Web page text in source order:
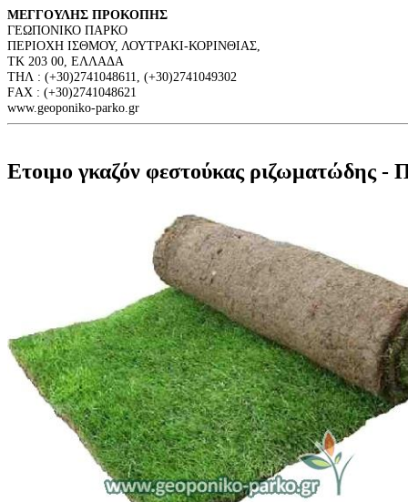
ΜΕΓΓΟΥΛΗΣ ΠΡΟΚΟΠΗΣ
ΓΕΩΠΟΝΙΚΟ ΠΑΡΚΟ
ΠΕΡΙΟΧΗ ΙΣΘΜΟΥ, ΛΟΥΤΡΑΚΙ-ΚΟΡΙΝΘΙΑΣ,
ΤΚ 203 00, ΕΛΛΑΔΑ
ΤΗΛ : (+30)2741048611, (+30)2741049302
FΑΧ : (+30)2741048621
www.geoponiko-parko.gr
Ετοιμο γκαζόν φεστούκας